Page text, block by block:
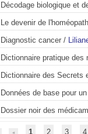
Décodage biologique et
Le devenir de
Diagnostic cancer /
Dictionnaire pratique des
Dictionnaire des Secrets
Données de base pour
Dossier noir des
1 2 3 4